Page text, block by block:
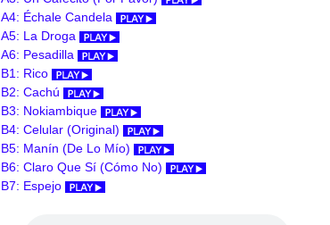
A4: Échale Candela
A5: La Droga
A6: Pesadilla
B1: Rico
B2: Cachú
B3: Nokiambique
B4: Celular (Original)
B5: Manín (De Lo Mío)
B6: Claro Que Sí (Cómo No)
B7: Espejo